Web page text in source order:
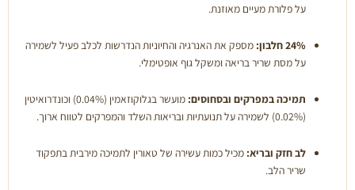
על פלורת מעיים מאוזנת.
24% חלבון:
מספק את האנרגיה והחיוניות הנדרשות לכלב פעיל לשמירה
על מסת שריר בריאה ומשקל גוף אופטימלי.
תמיכה במפרקים ובסחוסים:
מועשר בגלוקוזאמין (0.04%) וכונדרואיטין
(0.02%) לשמירה על תנועתיות ובריאות השלד והמפרקים לטווח ארוך.
לב חזק ובריא: מכיל כמות עשירה של טאורין לתמיכה מירבית בתפקוד
שריר הלב.